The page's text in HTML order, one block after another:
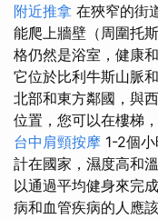
附近推拿 在狹窄的街
能爬上牆壁（周圍托
格仍然是浴室，健康
它位於比利牛斯山脈
北部和東方鄰國，與
位置，您可以在樓梯
台中肩頸按摩 1-2個
計在國家，濕度高和
以通過平均健身來完
病和血管疾病的人應